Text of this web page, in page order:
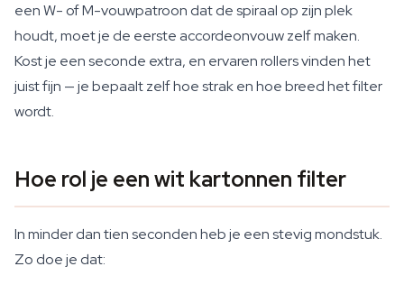
een W- of M-vouwpatroon dat de spiraal op zijn plek
houdt, moet je de eerste accordeonvouw zelf maken.
Kost je een seconde extra, en ervaren rollers vinden het
juist fijn — je bepaalt zelf hoe strak en hoe breed het filter
wordt.
Hoe rol je een wit kartonnen filter
In minder dan tien seconden heb je een stevig mondstuk.
Zo doe je dat: